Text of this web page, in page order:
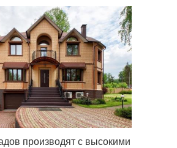
производят с высокими